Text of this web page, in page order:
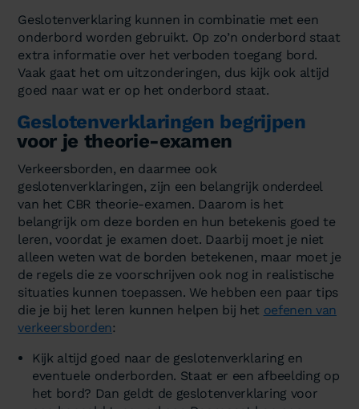
Geslotenverklaring kunnen in combinatie met een
onderbord worden gebruikt. Op zo’n onderbord staat
extra informatie over het verboden toegang bord.
Vaak gaat het om uitzonderingen, dus kijk ook altijd
goed naar wat er op het onderbord staat.
Geslotenverklaringen begrijpen
voor je theorie-examen
Verkeersborden, en daarmee ook
geslotenverklaringen, zijn een belangrijk onderdeel
van het CBR theorie-examen. Daarom is het
belangrijk om deze borden en hun betekenis goed te
leren, voordat je examen doet. Daarbij moet je niet
alleen weten wat de borden betekenen, maar moet je
de regels die ze voorschrijven ook nog in realistische
situaties kunnen toepassen. We hebben een paar tips
die je bij het leren kunnen helpen bij het oefenen van
verkeersborden:
Kijk altijd goed naar de geslotenverklaring en
eventuele onderborden. Staat er een afbeelding op
het bord? Dan geldt de geslotenverklaring voor